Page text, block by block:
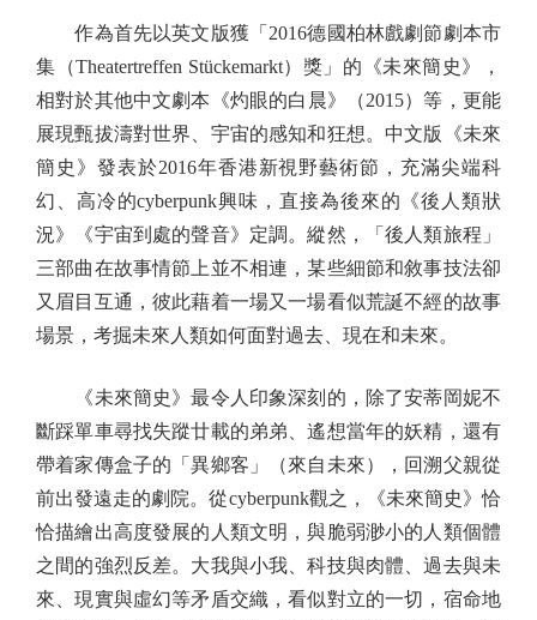
作為首先以英文版獲「2016德國柏林戲劇節劇本市
集（Theatertreffen Stückemarkt）獎」的《未來簡史》，
相對於其他中文劇本《灼眼的白晨》（2015）等，更能
展現甄拔濤對世界、宇宙的感知和狂想。中文版《未來
簡史》發表於2016年香港新視野藝術節，充滿尖端科
幻、高冷的cyberpunk興味，直接為後來的《後人類狀
況》《宇宙到處的聲音》定調。縱然，「後人類旅程」
三部曲在故事情節上並不相連，某些細節和敘事技法卻
又眉目互通，彼此藉着一場又一場看似荒誕不經的故事
場景，考掘未來人類如何面對過去、現在和未來。
《未來簡史》最令人印象深刻的，除了安蒂岡妮不
斷踩單車尋找失蹤廿載的弟弟、遙想當年的妖精，還有
帶着家傳盒子的「異鄉客」（來自未來），回溯父親從
前出發遠走的劇院。從cyberpunk觀之，《未來簡史》恰
恰描繪出高度發展的人類文明，與脆弱渺小的人類個體
之間的強烈反差。大我與小我、科技與肉體、過去與未
來、現實與虛幻等矛盾交織，看似對立的一切，宿命地